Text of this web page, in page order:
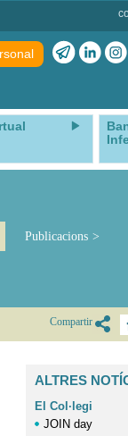
Publicacions
Compartir
ALTRES
El Col·legi
JOIN day